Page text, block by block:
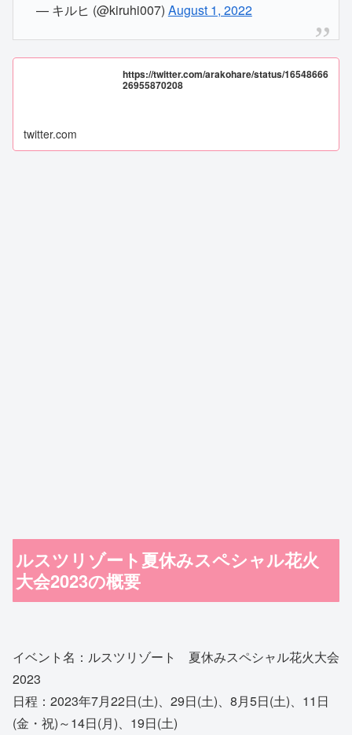
— キルヒ (@kiruhi007) August 1, 2022
https://twitter.com/arakohare/status/16548666
26955870208
twitter.com
ルスツリゾート夏休みスペシャル花火
大会2023の概要
イベント名：ルスツリゾート 夏休みスペシャル花火大会
2023
日程：2023年7月22日(土)、29日(土)、8月5日(土)、11日
(金・祝)～14日(月)、19日(土)